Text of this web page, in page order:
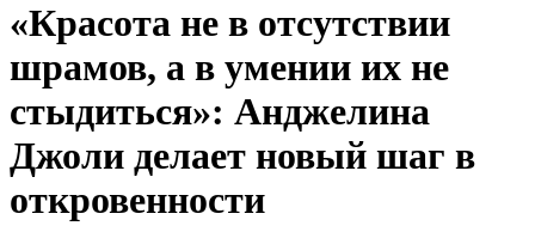
«Красота не в отсутствии
шрамов, а в умении их не
стыдиться»: Анджелина
Джоли делает новый шаг в
откровенности